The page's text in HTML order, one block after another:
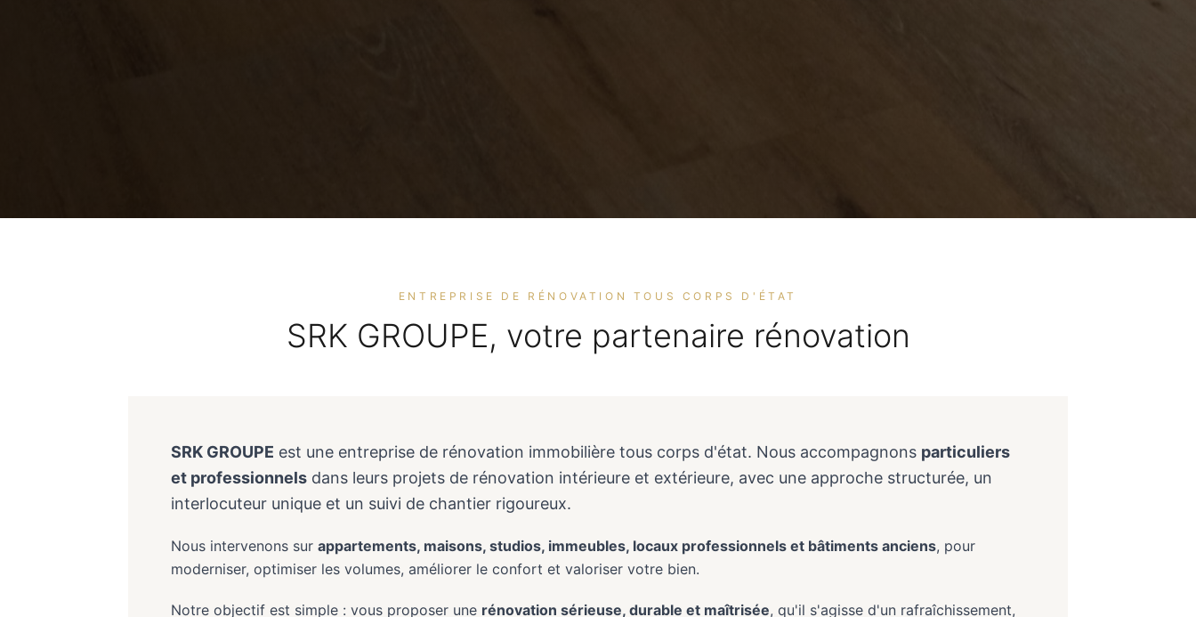
ENTREPRISE DE RÉNOVATION TOUS CORPS D'ÉTAT
SRK GROUPE, votre partenaire rénovation
SRK GROUPE est une entreprise de rénovation immobilière tous corps d'état. Nous accompagnons particuliers
et professionnels dans leurs projets de rénovation intérieure et extérieure, avec une approche structurée, un
interlocuteur unique et un suivi de chantier rigoureux.
Nous intervenons sur appartements, maisons, studios, immeubles, locaux professionnels et bâtiments anciens, pour
moderniser, optimiser les volumes, améliorer le confort et valoriser votre bien.
Notre objectif est simple : vous proposer une rénovation sérieuse, durable et maîtrisée, qu'il s'agisse d'un rafraîchissement,